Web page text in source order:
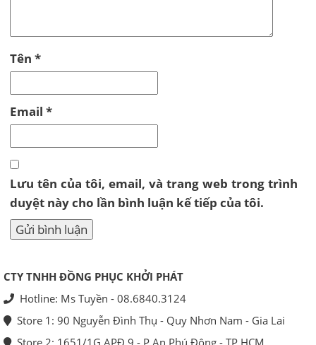
Tên*
Email*
Lưu tên của tôi, email, và trang web trong trình
duyệt này cho lần bình luận kế tiếp của tôi.
CTY TNHH ĐỒNG PHỤC KHỞI PHÁT
Hotline: Ms Tuyền - 08.6840.3124
Store 1: 90 Nguyễn Đình Thụ - Quy Nhơn Nam - Gia Lai